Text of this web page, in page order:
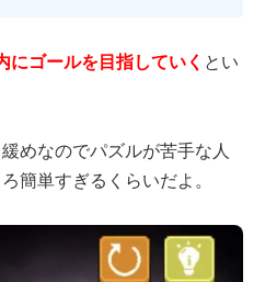
にゴールを目指していく とい
めなのでパズルが苦手な人
簡単すぎるくらいだよ。